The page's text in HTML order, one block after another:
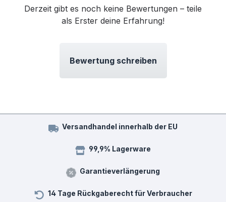
Derzeit gibt es noch keine Bewertungen – teile
als Erster deine Erfahrung!
Bewertung schreiben
Versandhandel innerhalb der EU
99,9% Lagerware
Garantieverlängerung
14 Tage Rückgaberecht für Verbraucher